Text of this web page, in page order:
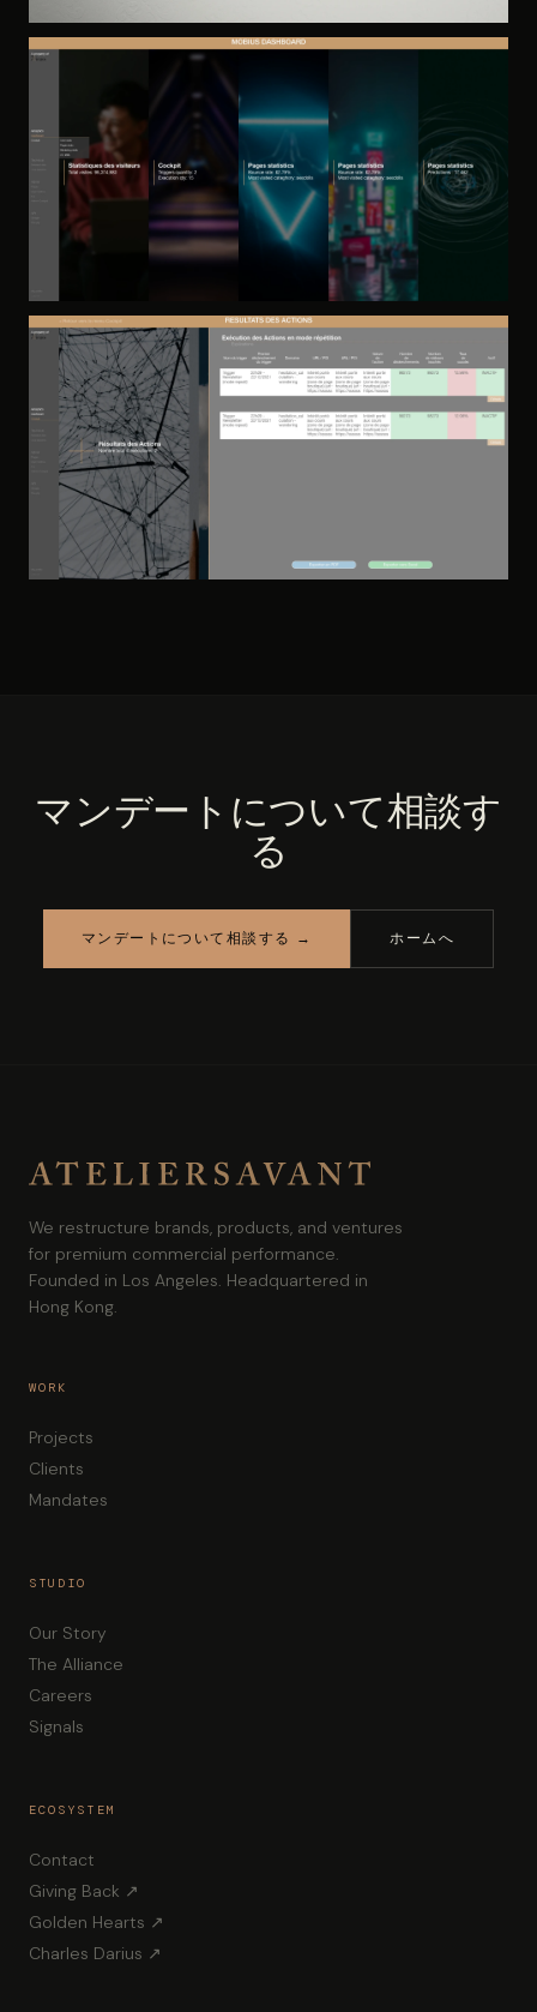
PRODUCT DESIGN · BRAND STRATEGY
AI ARCHITECTURE · PRIVACY-FIRST DESIGN
GHOST
2025
マンデートについて相談す
る
マンデートについて相談する → ホームへ
We restructure brands, products, and ventures
for premium commercial performance.
Founded in Los Angeles. Headquartered in
Hong Kong.
WORK
Projects
Clients
Mandates
STUDIO
Our Story
The Alliance
Careers
Signals
ECOSYSTEM
Contact
Giving Back ↗
Golden Hearts ↗
Charles Darius ↗